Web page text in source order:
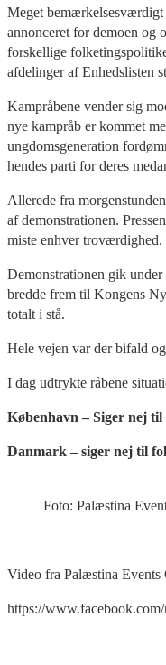
Meget bemærkelsesværdigt
annonceret for demoen og
forskellige
afdelinger af Enhedslisten
Kampråbene vender sig
nye kampråb er kommet
ungdomsgeneration
hendes parti for deres
Allerede fra
af demonstrationen.
miste enhver troværdighed.
Demonstrationen gik
bredde frem til Kongens
totalt i stå.
Hele vejen var der bifald
I dag udtrykte råbene
København – Siger nej
Danmark – siger nej til
Foto: Palæstina
Video fra Palæstina Events
https://